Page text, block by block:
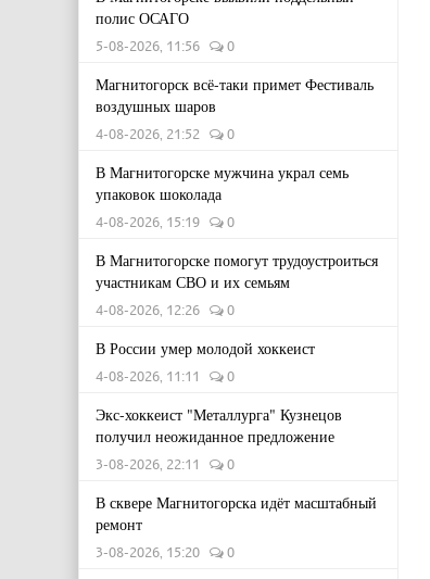
полис ОСАГО
5-08-2026, 11:56 0
Магнитогорск всё-таки примет Фестиваль
воздушных шаров
4-08-2026, 21:52 0
В Магнитогорске мужчина украл семь
упаковок шоколада
4-08-2026, 15:19 0
В Магнитогорске помогут трудоустроиться
участникам СВО и их семьям
4-08-2026, 12:26 0
В России умер молодой хоккеист
4-08-2026, 11:11 0
Экс-хоккеист "Металлурга" Кузнецов
получил неожиданное предложение
3-08-2026, 22:11 0
В сквере Магнитогорска идёт масштабный
ремонт
3-08-2026, 15:20 0